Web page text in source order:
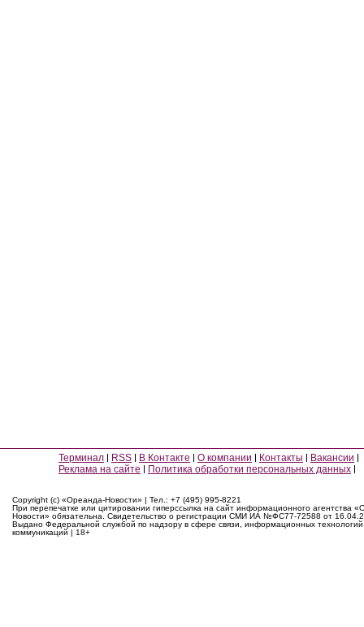
Терминал RSS В Контакте О компании Контакты
Вакансии
Реклама на сайте
Политика обработки персональных данных
Copyright (c) «Ореанда-Новости» | Тел.: +7 (495) 995-8221
При перепечатке или цитировании гиперссылка на сайт информационного агентства
Новости» обязательна. Свидетельство о регистрации СМИ ИА №ФС77-72588 от
Выдано Федеральной службой по надзору в сфере связи, информационных
коммуникаций | 18+